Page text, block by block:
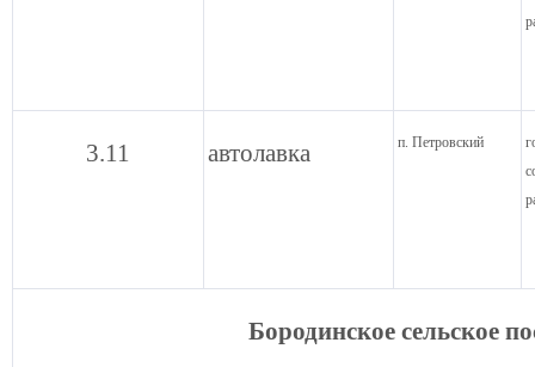
3.11 автолавка п. Петровский
Бородинское сельское